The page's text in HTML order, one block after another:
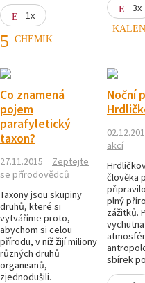
1x
CHEMIK
3x
Co znamená
pojem
parafyletický
taxon?
27.11.2015
Zeptejte
se přírodovědců
Taxony jsou skupiny
druhů, které si
vytváříme proto,
abychom si celou
přírodu, v níž žijí miliony
různých druhů
organismů,
zjednodušili.
Noční
akcí
člověka
plný
zážitků.
sbírek